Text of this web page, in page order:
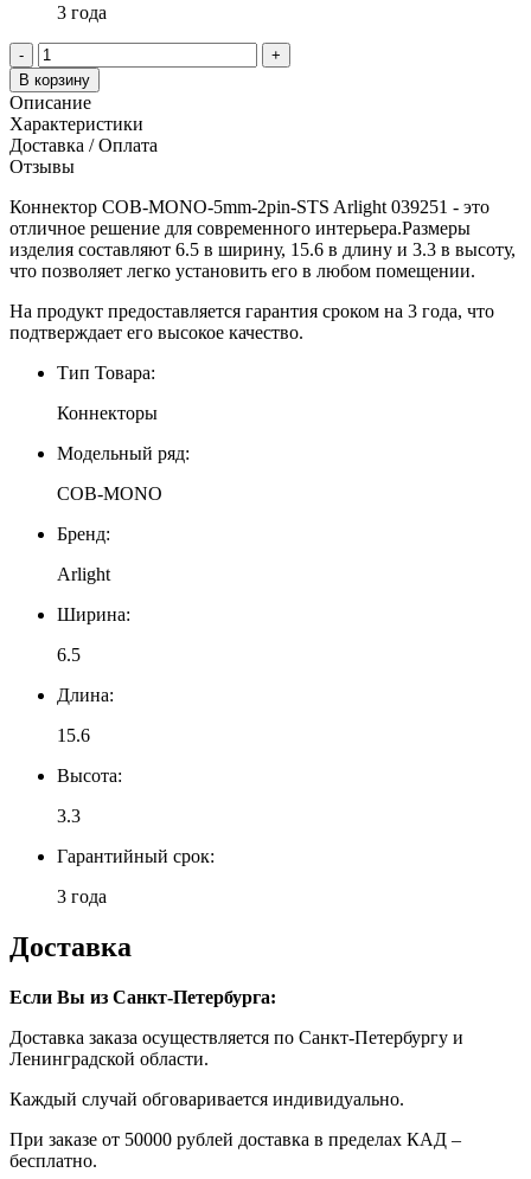
3 года
-
+
В корзину
Описание
Характеристики
Доставка / Оплата
Отзывы
Коннектор COB-MONO-5mm-2pin-STS Arlight 039251 - это
отличное решение для современного интерьера.Размеры
изделия составляют 6.5 в ширину, 15.6 в длину и 3.3 в высоту,
что позволяет легко установить его в любом помещении.
На продукт предоставляется гарантия сроком на 3 года, что
подтверждает его высокое качество.
Тип Товара:
Коннекторы
Модельный ряд:
COB-MONO
Бренд:
Arlight
Ширина:
6.5
Длина:
15.6
Высота:
3.3
Гарантийный срок:
3 года
Доставка
Если Вы из Санкт-Петербурга:
Доставка заказа осуществляется по Санкт-Петербургу и
Ленинградской области.
Каждый случай обговаривается индивидуально.
При заказе от 50000 рублей доставка в пределах КАД –
бесплатно.